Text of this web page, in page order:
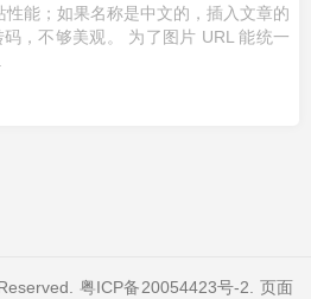
能；如果名称是中文的，插入文章的
，不够美观。 为了图片 URL 能统一
粤ICP备20054423号-2 . 页面